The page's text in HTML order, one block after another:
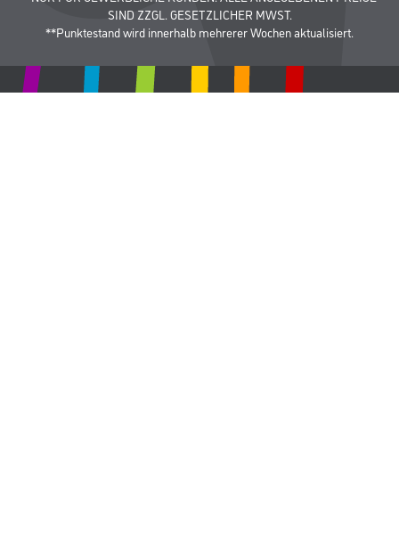
SIND ZZGL. GESETZLICHER MWST.
**Punktestand wird innerhalb mehrerer Wochen aktualisiert.